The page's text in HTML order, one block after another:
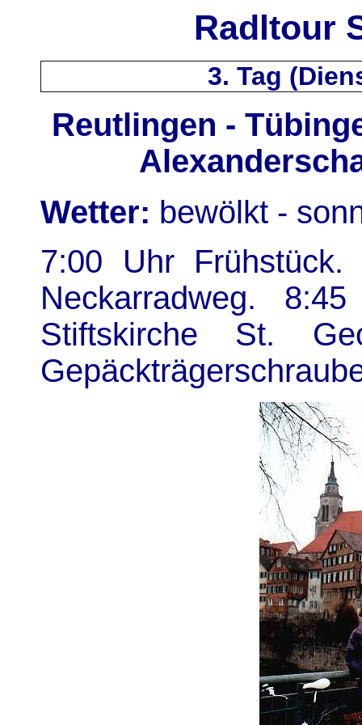
Radltour
3. Tag
Reutlingen -
Wetter: bewölkt -
7:00 Uhr
Neckarradweg.
Stiftskirche St.